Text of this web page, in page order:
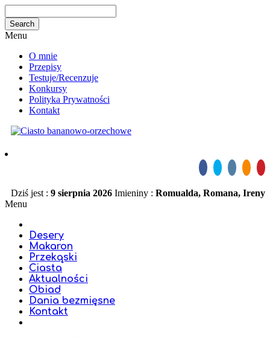
Menu
O mnie
Przepisy
Testuje/Recenzuje
Konkursy
Polityka Prywatności
Kontakt
Dziś jest : 9 sierpnia 2026 Imieniny : Romualda, Romana, Ireny
Menu
Desery
Makaron
Przekąski
Ciasta
Aktualności
Obiad
Dania bezmięsne
Kontakt